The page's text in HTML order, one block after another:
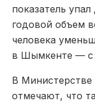
показатель
годовой объем
человека
в Шымкенте — с
В Министерстве
отмечают, что